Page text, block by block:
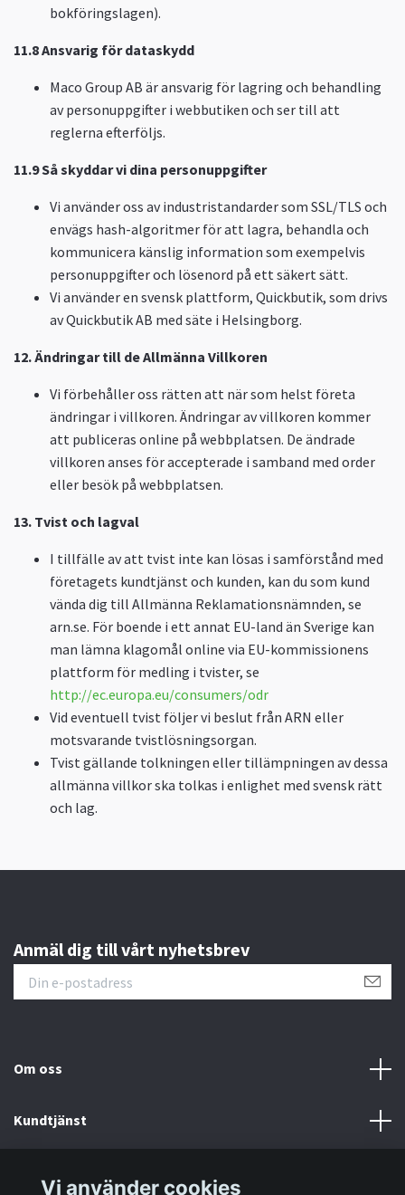
bokföringslagen).
11.8 Ansvarig för dataskydd
Maco Group AB är ansvarig för lagring och behandling
av personuppgifter i webbutiken och ser till att
reglerna efterföljs.
11.9 Så skyddar vi dina personuppgifter
Vi använder oss av industristandarder som SSL/TLS och
envägs hash-algoritmer för att lagra, behandla och
kommunicera känslig information som exempelvis
personuppgifter och lösenord på ett säkert sätt.
Vi använder en svensk plattform, Quickbutik, som drivs
av Quickbutik AB med säte i Helsingborg.
12. Ändringar till de Allmänna Villkoren
Vi förbehåller oss rätten att när som helst företa
ändringar i villkoren. Ändringar av villkoren kommer
att publiceras online på webbplatsen. De ändrade
villkoren anses för accepterade i samband med order
eller besök på webbplatsen.
13. Tvist och lagval
I tillfälle av att tvist inte kan lösas i samförstånd med
företagets kundtjänst och kunden, kan du som kund
vända dig till Allmänna Reklamationsnämnden, se
arn.se. För boende i ett annat EU-land än Sverige kan
man lämna klagomål online via EU-kommissionens
plattform för medling i tvister, se
http://ec.europa.eu/consumers/odr
Vid eventuell tvist följer vi beslut från ARN eller
motsvarande tvistlösningsorgan.
Tvist gällande tolkningen eller tillämpningen av dessa
allmänna villkor ska tolkas i enlighet med svensk rätt
och lag.
Anmäl dig till vårt nyhetsbrev
Om oss
Kundtjänst
Vi använder cookies